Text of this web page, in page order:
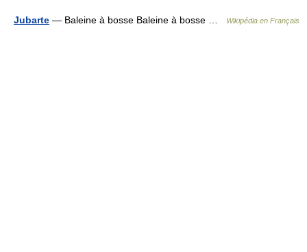
Jubarte — Baleine à bosse Baleine à bosse … Wikipédia en Français